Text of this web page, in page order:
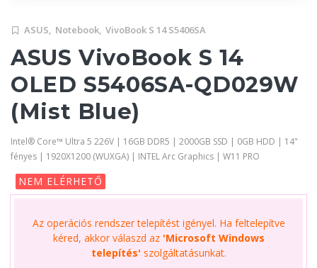
ASUS, Notebook, VivoBook S 14 S5406SA
ASUS VivoBook S 14
OLED S5406SA-QD029W
(Mist Blue)
Intel® Core™ Ultra 5 226V | 16GB DDR5 | 2000GB SSD | 0GB HDD | 14"
fényes | 1920X1200 (WUXGA) | INTEL Arc Graphics | W11 PRO
NEM ELÉRHETŐ
Az operációs rendszer telepítést igényel. Ha feltelepítve
kéred, akkor válaszd az 'Microsoft Windows
telepítés' szolgáltatásunkat.